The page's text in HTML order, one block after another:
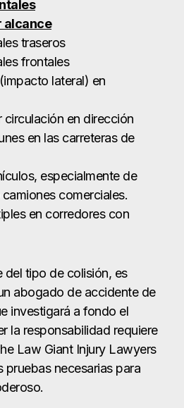
especialmente de
comerciales.
en corredores con
del tipo de colisión, es
abogado de accidente de
investigará a fondo el
la responsabilidad requiere
Law Giant Injury Lawyers
pruebas necesarias para
causas de
de tráfico
principal de accidentes
Los conductores
de tráfico de Texas y